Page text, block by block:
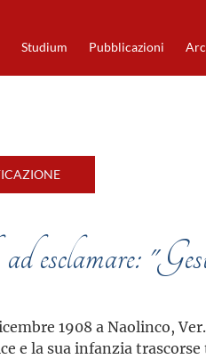
Studium Pubblicazioni
esclamare:
1908 a Naolinco,
e la sua infanzia